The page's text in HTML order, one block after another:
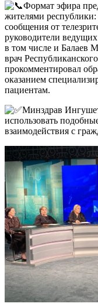
Формат эфира
жителями
сообщения от
руководители
в том числе и Балаев
врач
прокомментировал
оказанием
пациентам.
Минздрав
использовать
взаимодействия с